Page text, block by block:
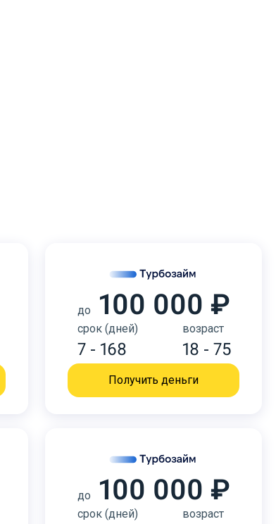
до 100 000 ₽
срок (дней)
7 - 168
возраст
18 - 75
Получить деньги
до 100 000 ₽
срок (дней) возраст